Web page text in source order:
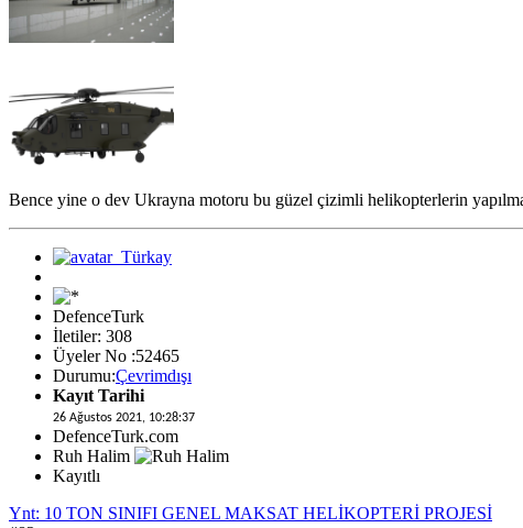
Bence yine o dev Ukrayna motoru bu güzel çizimli helikopterlerin
DefenceTurk
İletiler: 308
Üyeler No :52465
Durumu:Çevrimdışı
Kayıt Tarihi
26 Ağustos 2021, 10:28:37
DefenceTurk.com
Ruh Halim
Kayıtlı
Ynt: 10 TON SINIFI GENEL MAKSAT HELİKOPTERİ PROJESİ